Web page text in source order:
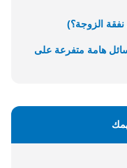
الزوجة؟)
هامة متفرعة على